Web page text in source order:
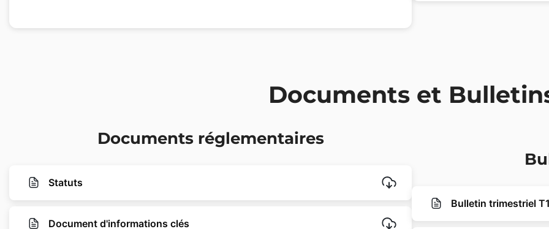
Documents et
Documents réglementaires
Statuts
Document d'informations clés
Bulletin trimestriel